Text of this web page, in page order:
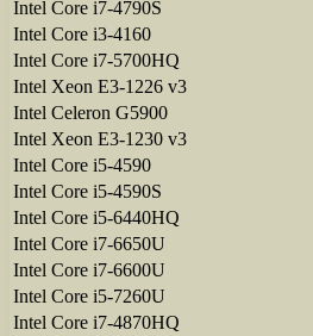
Intel Core i7-4790S
Intel Core i3-4160
Intel Core i7-5700HQ
Intel Xeon E3-1226 v3
Intel Celeron G5900
Intel Xeon E3-1230 v3
Intel Core i5-4590
Intel Core i5-4590S
Intel Core i5-6440HQ
Intel Core i7-6650U
Intel Core i7-6600U
Intel Core i5-7260U
Intel Core i7-4870HQ